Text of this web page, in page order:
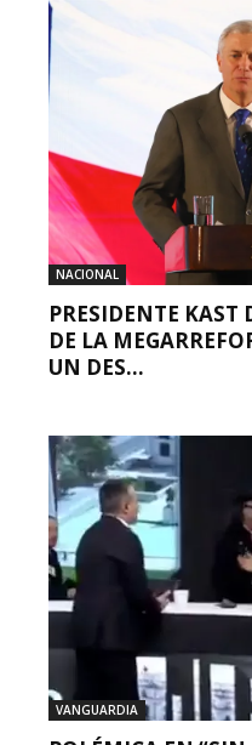
NACIONAL
PRESIDENTE KAST
DE LA
UN DES...
VANGUARDIA